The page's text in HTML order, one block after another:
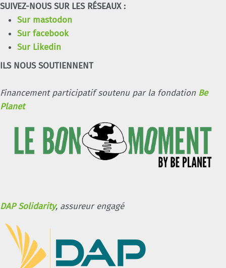
SUIVEZ-NOUS SUR LES RÉSEAUX :
Sur mastodon
Sur facebook
Sur Likedin
ILS NOUS SOUTIENNENT
Financement participatif soutenu par la fondation Be
Planet
DAP Solidarity, assureur engagé